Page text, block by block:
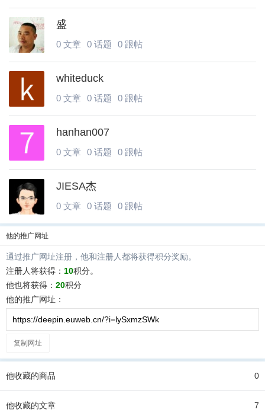
盛
0 文章 0 话题 0 跟帖
whiteduck
0 文章 0 话题 0 跟帖
hanhan007
0 文章 0 话题 0 跟帖
JIESA杰
0 文章 0 话题 0 跟帖
他的推广网址
通过推广网址注册， 他和注册人都将获得积分奖励。
注册人将获得： 10积分。
他也将获得： 20积分
他的推广网址：
复制网址
他收藏的商品 0
他收藏的文章 7